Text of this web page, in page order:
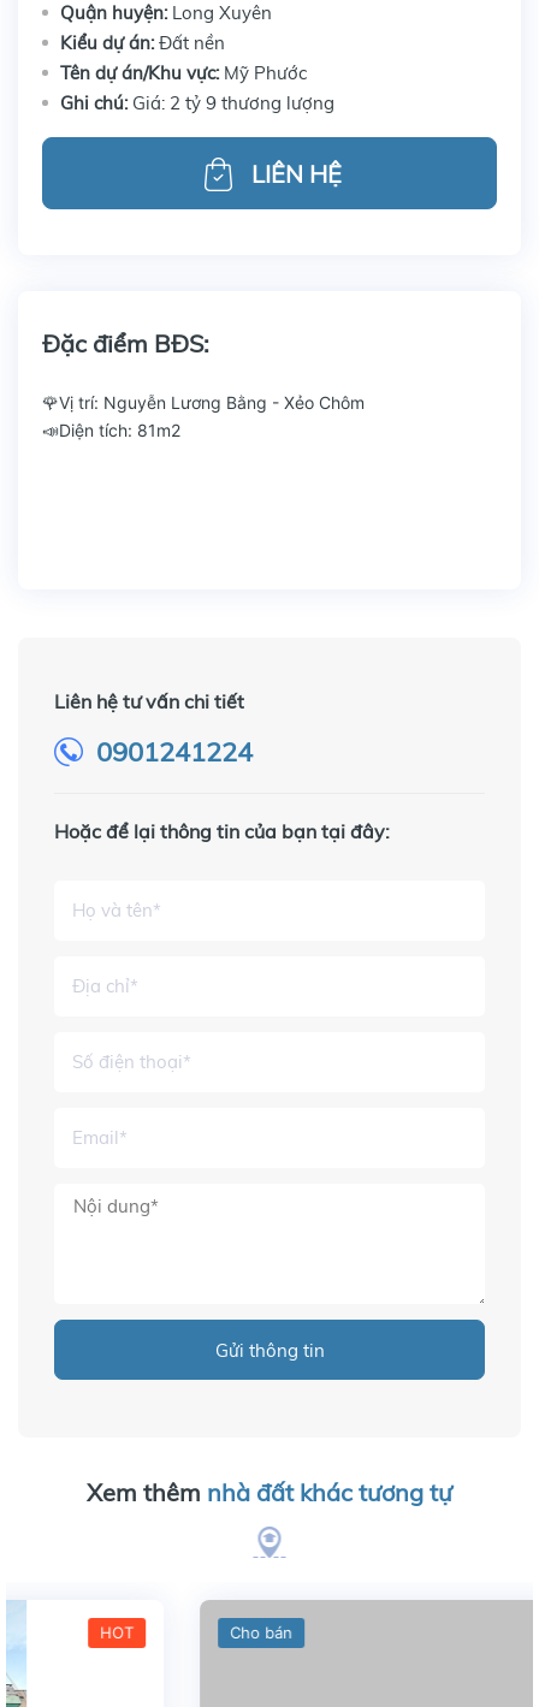
Quận huyện: Long Xuyên
Kiểu dự án:Đất nền
Tên dự án/Khu vực: Mỹ Phước
Ghi chú: Giá: 2 tỷ 9 thương lượng
LIÊN HỆ
Đặc điểm BĐS:
🌹Vị trí: Nguyễn Lương Bằng - Xẻo Chôm
📣Diện tích: 81m2
Liên hệ tư vấn chi tiết
0901241224
Hoặc để lại thông tin của bạn tại đây:
Gửi thông tin
Xem thêm nhà đất khác tương tự
Cho bán